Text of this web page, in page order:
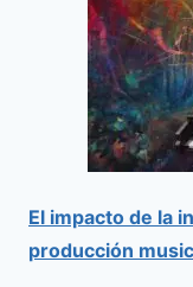
El impacto de la
producción